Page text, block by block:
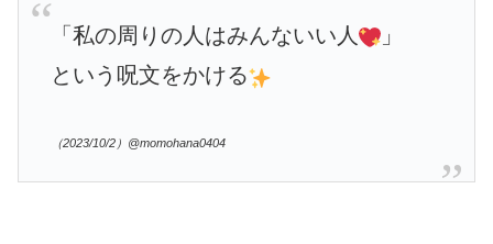
「私の周りの人はみんないい人
」
という呪文をかける
（2023/10/2）@momohana0404